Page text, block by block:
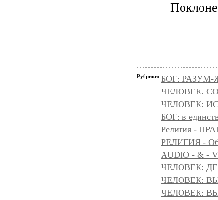
Рубрики: БОГ:
ЧЕЛОВЕК:
ЧЕЛОВЕК:
БОГ: в
Религия -
РЕЛИГИЯ -
AUDIO - & -
ЧЕЛОВЕК:
ЧЕЛОВЕК:
ЧЕЛОВЕК: